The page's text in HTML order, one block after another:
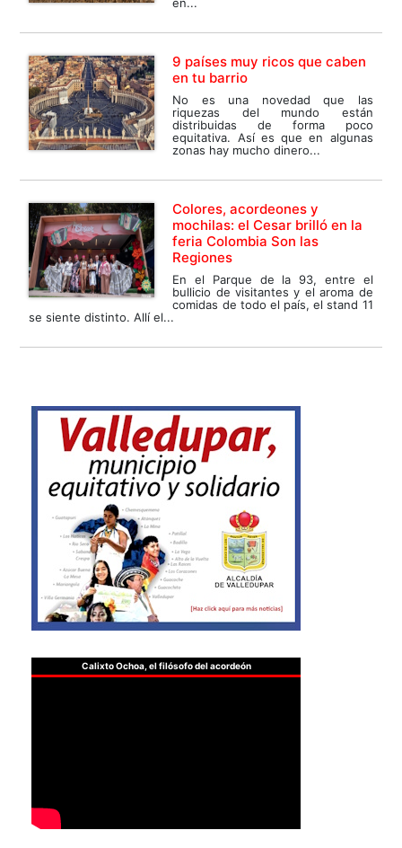
en...
9 países muy ricos que caben
en tu barrio
No es una novedad que las
riquezas del mundo están
distribuidas de forma poco
equitativa. Así es que en algunas
zonas hay mucho dinero...
Colores, acordeones y
mochilas: el Cesar brilló en la
feria Colombia Son las
Regiones
En el Parque de la 93, entre el
bullicio de visitantes y el aroma de
comidas de todo el país, el stand 11
se siente distinto. Allí el...
Calixto Ochoa, el filósofo del acordeón